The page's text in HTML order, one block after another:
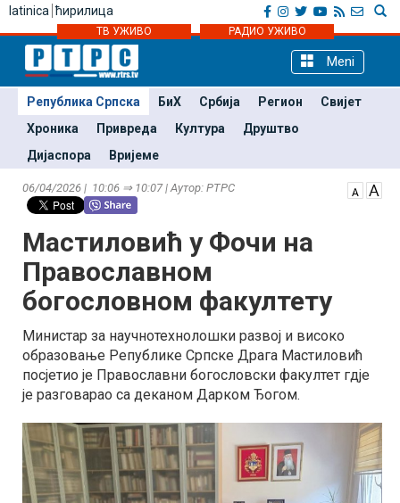
latinica ћирилица
ТВ УЖИВО РАДИО УЖИВО
Meni
Република Српска БиХ Србија Регион
Свијет
Хроника
Привреда Култура
Друштво
Дијаспора
Вријеме
06/04/2026 | 10:06 ⇒ 10:07 | Аутор: РТРС
Мастиловић у Фочи на
Православном
богословном факултету
Министар за научнотехнолошки развој и високо
образовање Републике Српске Драга Мастиловић
посјетио је Православни богословски факултет гдје
је разговарао са деканом Дарком Ђогом.